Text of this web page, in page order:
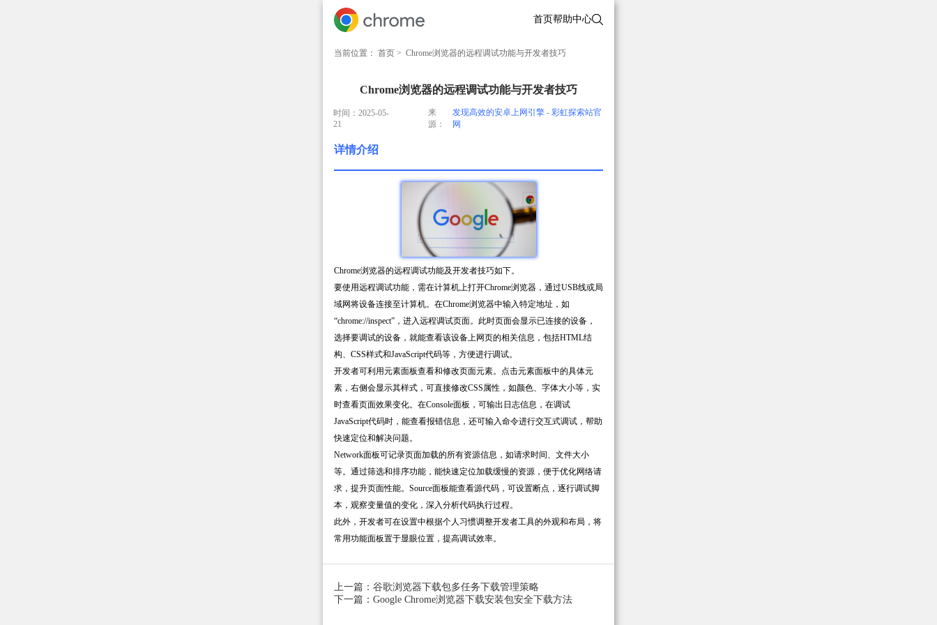
首页帮助中心
当前位置： 首页 > Chrome浏览器的远程调试功能与开发者技巧
Chrome浏览器的远程调试功能与开发者技巧
时间：2025-05-
21
来
源：
发现高效的安卓上网引擎 - 彩虹探索站官
网
详情介绍
Chrome浏览器的远程调试功能及开发者技巧如下。
要使用远程调试功能，需在计算机上打开Chrome浏览器，通过USB线或局
域网将设备连接至计算机。在Chrome浏览器中输入特定地址，如
“chrome://inspect”，进入远程调试页面。此时页面会显示已连接的设备，
选择要调试的设备，就能查看该设备上网页的相关信息，包括HTML结
构、CSS样式和JavaScript代码等，方便进行调试。
开发者可利用元素面板查看和修改页面元素。点击元素面板中的具体元
素，右侧会显示其样式，可直接修改CSS属性，如颜色、字体大小等，实
时查看页面效果变化。在Console面板，可输出日志信息，在调试
JavaScript代码时，能查看报错信息，还可输入命令进行交互式调试，帮助
快速定位和解决问题。
Network面板可记录页面加载的所有资源信息，如请求时间、文件大小
等。通过筛选和排序功能，能快速定位加载缓慢的资源，便于优化网络请
求，提升页面性能。Source面板能查看源代码，可设置断点，逐行调试脚
本，观察变量值的变化，深入分析代码执行过程。
此外，开发者可在设置中根据个人习惯调整开发者工具的外观和布局，将
常用功能面板置于显眼位置，提高调试效率。
上一篇：谷歌浏览器下载包多任务下载管理策略
下一篇：Google Chrome浏览器下载安装包安全下载方法